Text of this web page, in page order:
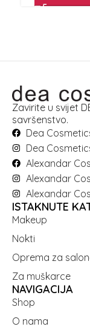
Zavirite u svijet
savršenstvo.
Dea
Dea
Alexandar
Alexandar
Alexandar
ISTAKNUTE
Makeup
Nokti
Oprema za
Za muškarce
NAVIGACIJA
Shop
O nama